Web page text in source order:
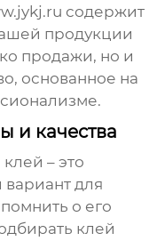
содержит
продукции
продажи, но и
основанное на
и качества
– это
для
о его
клей